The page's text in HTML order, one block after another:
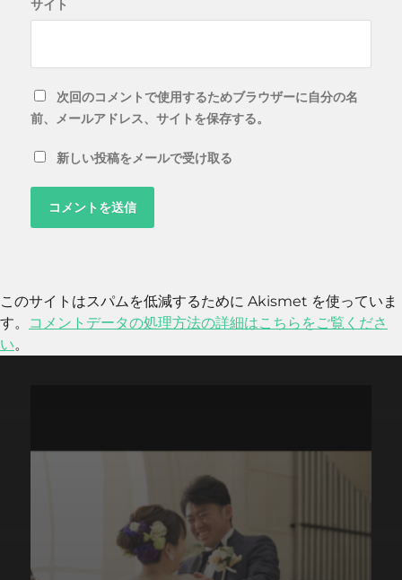
サイト
次回のコメントで使用するためブラウザーに自分の名
前、メールアドレス、サイトを保存する。
新しい投稿をメールで受け取る
このサイトはスパムを低減するために Akismet を使っていま
す。
コメントデータの処理方法の詳細はこちらをご覧くださ
い。